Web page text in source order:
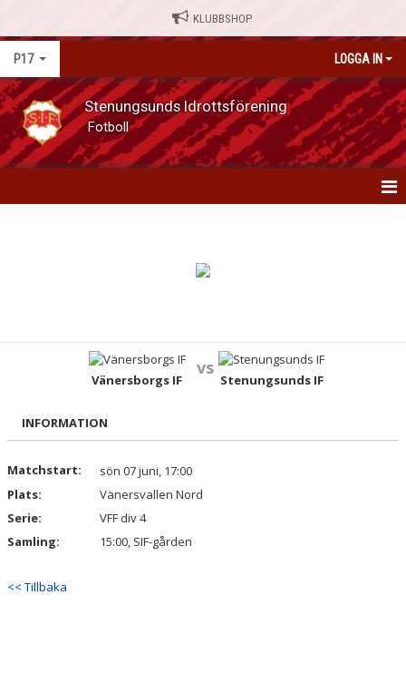
KLUBBSHOP
P17 LOGGA IN
Stenungsunds Idrottsförening
Fotboll
BILDGALLERI
KONTAKT
Vänersborgs IF
vs
Stenungsunds IF
INFORMATION
Matchstart:
sön 07 juni, 17:00
Plats:
Vänersvallen Nord
Serie:
VFF div 4
Samling:
15:00, SIF-gården
<< Tillbaka